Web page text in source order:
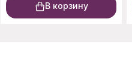
В корзину